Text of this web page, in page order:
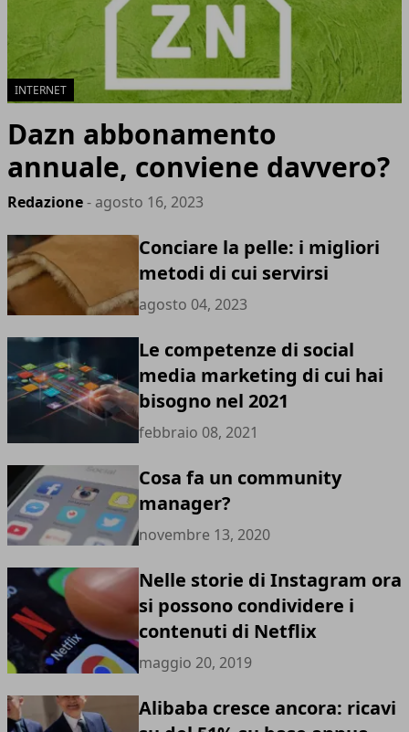
INTERNET
Dazn abbonamento
annuale, conviene davvero?
Redazione- agosto 16, 2023
Conciare la pelle: i migliori
metodi di cui servirsi
agosto 04, 2023
Le competenze di social
media marketing di cui hai
bisogno nel 2021
febbraio 08, 2021
Cosa fa un community
manager?
novembre 13, 2020
Nelle storie di Instagram ora
si possono condividere i
contenuti di Netflix
maggio 20, 2019
Alibaba cresce ancora: ricavi